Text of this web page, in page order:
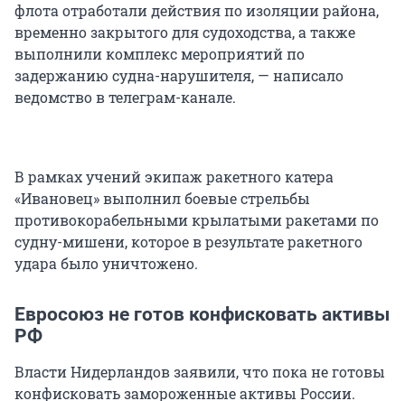
флота отработали действия по изоляции района,
временно закрытого для судоходства, а также
выполнили комплекс мероприятий по
задержанию судна-нарушителя, — написало
ведомство в телеграм-канале.
В рамках учений экипаж ракетного катера
«Ивановец» выполнил боевые стрельбы
противокорабельными крылатыми ракетами по
судну-мишени, которое в результате ракетного
удара было уничтожено.
Евросоюз не готов конфисковать активы
РФ
Власти Нидерландов заявили, что пока не готовы
конфисковать замороженные активы России.